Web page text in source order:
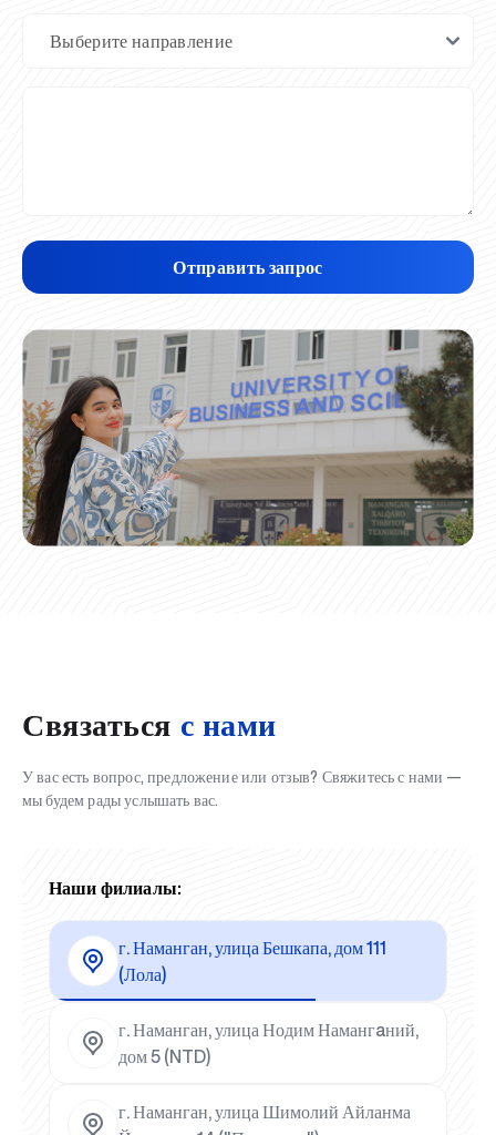
Отправить запрос
Связаться с нами
У вас есть вопрос, предложение или отзыв? Свяжитесь с нами —
мы будем рады услышать вас.
Наши филиалы:
г. Наманган, улица Бешкапа, дом 111
(Лола)
г. Наманган, улица Нодим Намангaний,
дом 5 (NTD)
г. Наманган, улица Шимолий Айланма